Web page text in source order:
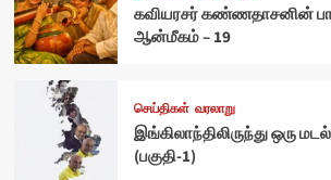
கவியரசர் கண்ணதாசனின்
ஆன்மீகம் – 19
செய்திகள் வரலாறு
இங்கிலாந்திலிருந்து ஒரு
(பகுதி-1)